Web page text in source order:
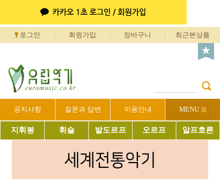
로그인 회원가입 장바구니 최근본상품
공지사항 질문과 답변 이용안내 MENU
지휘봉 휘슬 발도르프 오르프 알프호른